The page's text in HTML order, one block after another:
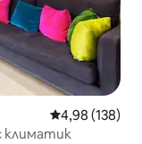
Средна
4,98 (138)
климатик